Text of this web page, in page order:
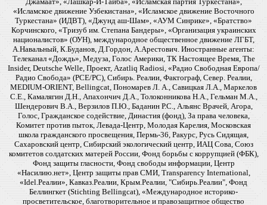
«Исламское движение Узбекистана», «Исламское движение Восточного
Туркестана» (ИДВТ), «Джунд аш-Шам», «АУМ Синрике», «Братство»
Корчинского, «Тризуб им. Степана Бандеры», «Организация украинских
националистов» (ОУН), международное общественное движение ЛГБТ,
А.Навальный, К.Буданов, Д.Гордон, А.Арестович. Иностранные агенты:
Телеканал «Дождь», Медуза, Голос Америки, ТК Настоящее Время, The
Insider, Deutsche Welle, Проект, Azatliq Radiosi, «Радио Свободная Европа/
Радио Свобода» (PCE/PC), Сибирь. Реалии, Фактограф, Север. Реалии,
MEDIUM-ORIENT, Bellingcat, Пономарев Л. А., Савицкая Л.А., Маркелов
С.Е., Камалягин Д.Н., Апахончич Д.А., Толоконникова Н.А., Гельман М.А.,
Шендерович В.А., Верзилов П.Ю., Баданин Р.С., Альянс Врачей, Агора,
Голос, Гражданское содействие, Династия (фонд), За права человека,
Комитет против пыток, Левада-Центр, Молодая Карелия, Московская
школа гражданского просвещения, Пермь-36, Ракурс, Русь Сидящая,
Сахаровский центр, Сибирский экологический центр, ИАЦ Сова, Союз
комитетов солдатских матерей России, Фонд борьбы с коррупцией (ФБК),
Фонд защиты гласности, Фонд свободы информации, Центр
«Насилию.нет», Центр защиты прав СМИ, Transparency International,
«Idel.Реалии», Кавказ.Реалии, Крым.Реалии, "Сибирь.Реалии", Фонд
Беллингкет (Stichting Bellingcat), «Международное историко-
просветительское, благотворительное и правозащитное общество